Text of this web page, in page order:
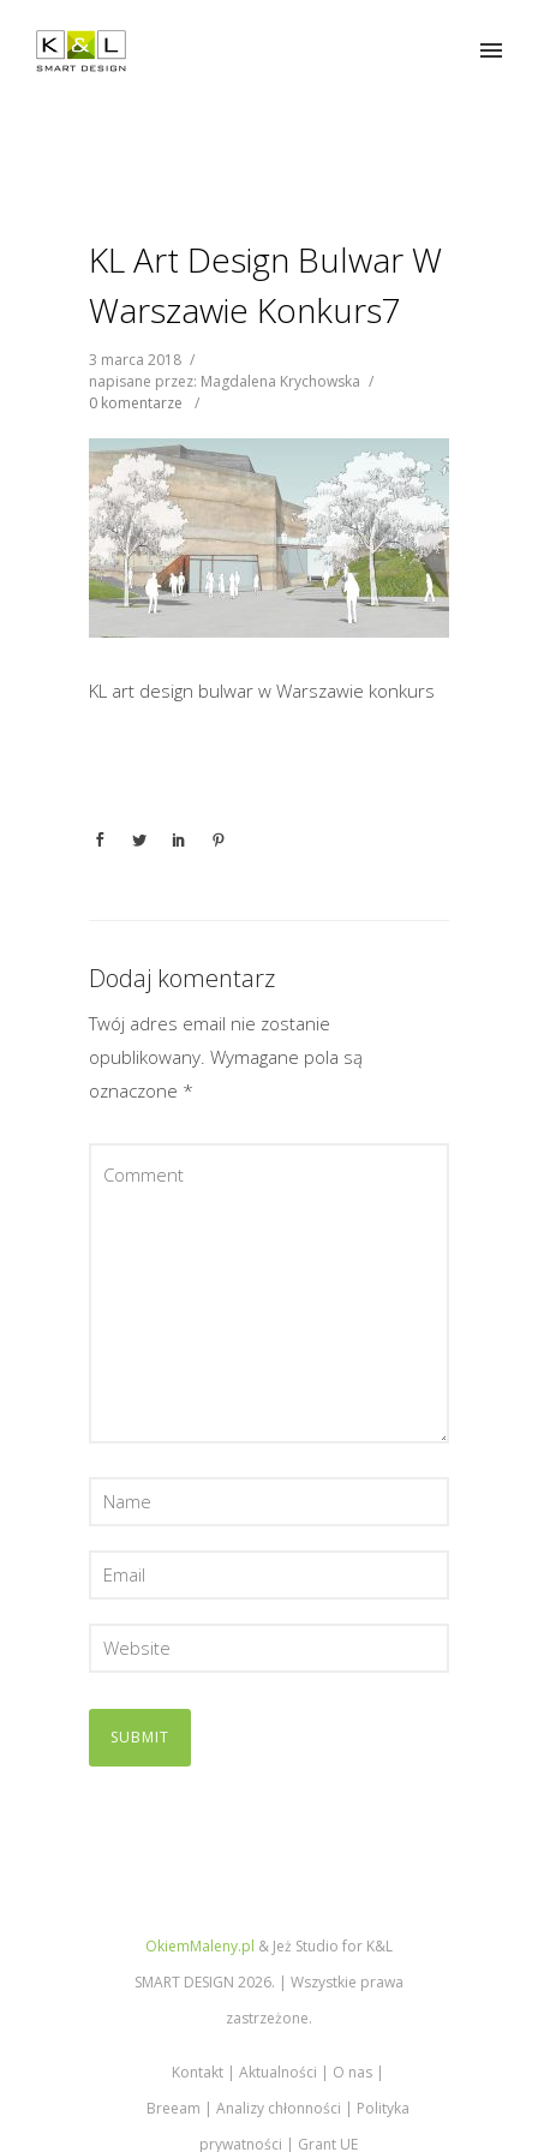
KL Art Design Bulwar W
Warszawie Konkurs7
3 marca 2018 /
napisane przez: Magdalena Krychowska /
0 komentarze
/
KL art design bulwar w Warszawie konkurs
Dodaj komentarz
Twój adres email nie zostanie
opublikowany. Wymagane pola są
oznaczone *
OkiemMaleny.pl & Jeż Studio for K&L
SMART DESIGN 2026. | Wszystkie prawa
zastrzeżone.
Kontakt Aktualności
O nas
Breeam
Analizy chłonności
Polityka
prywatności
Grant UE